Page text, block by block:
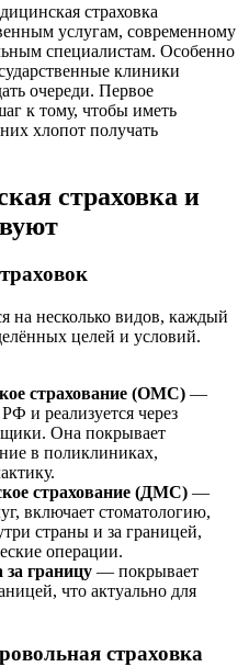
страховка
услугам, современному
специалистам. Особенно
клиники
очереди. Первое
к тому, чтобы иметь
хлопот получать
страховка и
на несколько видов, каждый
целей и условий.
страхование (ОМС) —
и реализуется через
Она покрывает
в поликлиниках,
страхование (ДМС) —
включает стоматологию,
страны и за границей,
операции.
границу — покрывает
что актуально для
страховка